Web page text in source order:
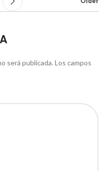
será publicada. Los campos